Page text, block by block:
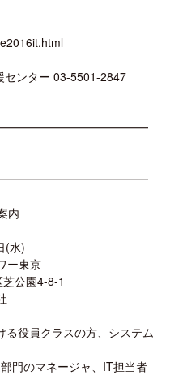
ンター 03-5501-2847
内
(水)
ー東京
公園4-8-1
役員クラスの方、システム
ネージャ、IT担当者